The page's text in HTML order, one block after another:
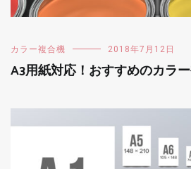
カラー複合機 2018年7月12日
A3用紙対応！おすすめのカラ